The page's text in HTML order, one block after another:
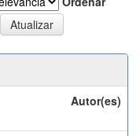
Autor(es)